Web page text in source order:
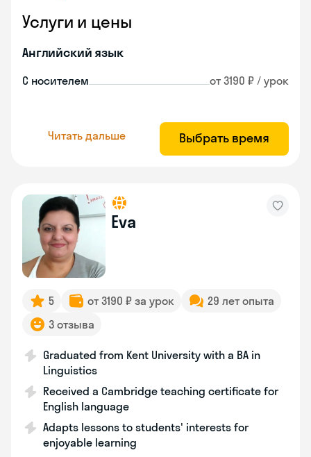
Услуги и цены
Английский язык
С носителем от 3190 ₽ / урок
Читать дальше Выбрать время
Eva
5 от 3190 ₽ за урок
29 лет опыта
3 отзыва
Graduated from Kent University with a BA in
Linguistics
Received a Cambridge teaching certificate for
English language
Adapts lessons to students' interests for
enjoyable learning